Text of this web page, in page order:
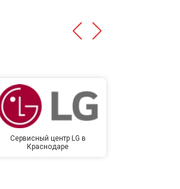
Сервисный центр LG в
Краснодаре